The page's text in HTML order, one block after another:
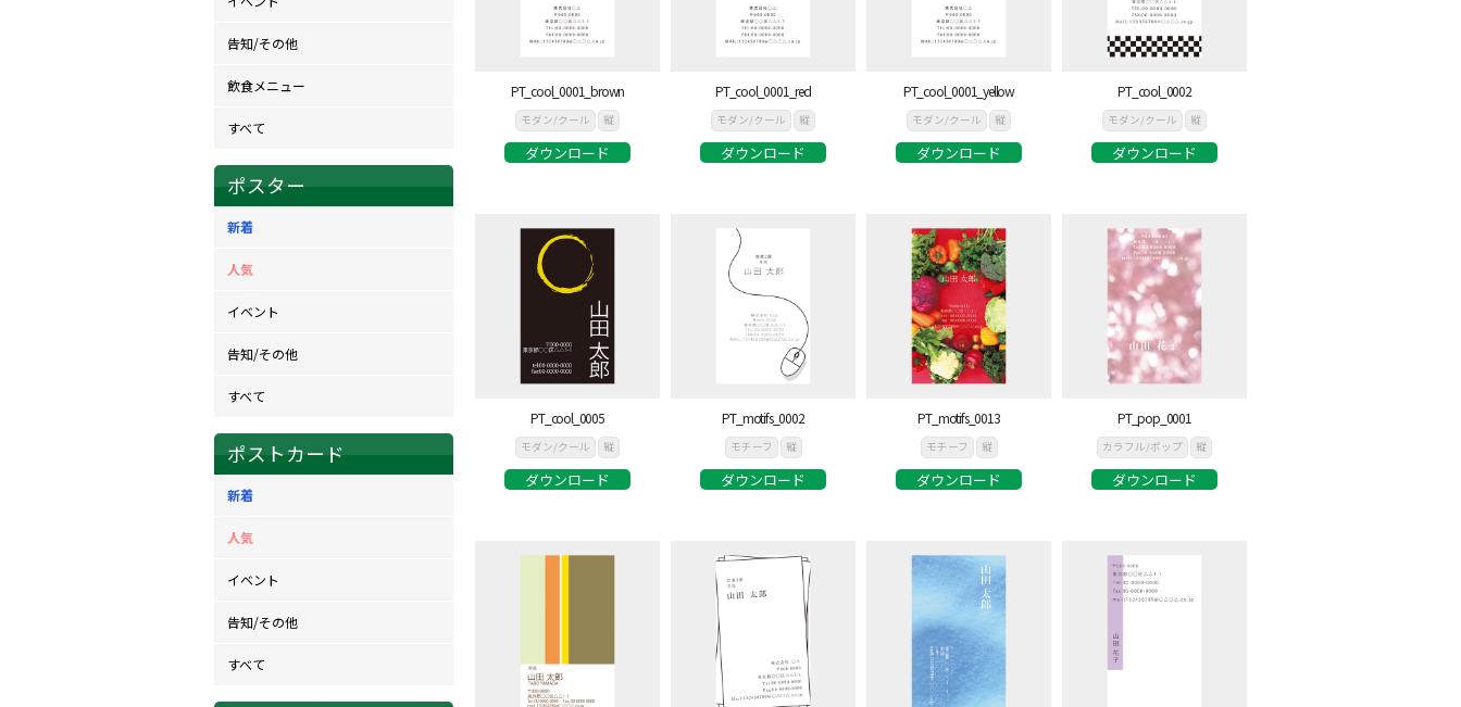
PT_cool_0001_brown
モダン/クール 縦
ダウンロード
PT_cool_0001_red
モダン/クール 縦
ダウンロード
PT_cool_0001_yellow
モダン/クール 縦
ダウンロード
PT_cool_0002
モダン/クール 縦
ダウンロード
PT_cool_0005
モダン/クール 縦
ダウンロード
PT_motifs_0002
モチーフ 縦
ダウンロード
PT_motifs_0013
モチーフ 縦
ダウンロード
PT_pop_0001
カラフル/ポップ 縦
ダウンロード
告知/その他
飲食メニュー
すべて
ポスター
新着
人気
イベント
告知/その他
すべて
ポストカード
新着
人気
イベント
告知/その他
すべて